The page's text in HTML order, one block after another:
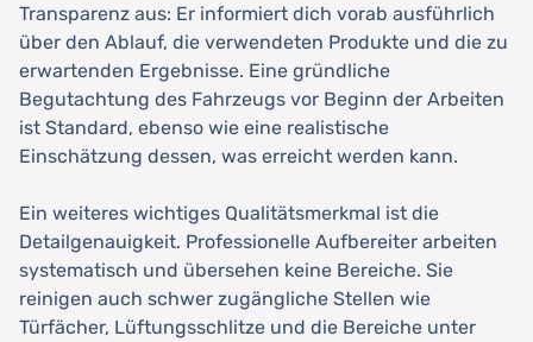
Transparenz aus: Er informiert dich vorab ausführlich
über den Ablauf, die verwendeten Produkte und die zu
erwartenden Ergebnisse. Eine gründliche
Begutachtung des Fahrzeugs vor Beginn der Arbeiten
ist Standard, ebenso wie eine realistische
Einschätzung dessen, was erreicht werden kann.
Ein weiteres wichtiges Qualitätsmerkmal ist die
Detailgenauigkeit. Professionelle Aufbereiter arbeiten
systematisch und übersehen keine Bereiche. Sie
reinigen auch schwer zugängliche Stellen wie
Türfächer, Lüftungsschlitze und die Bereiche unter